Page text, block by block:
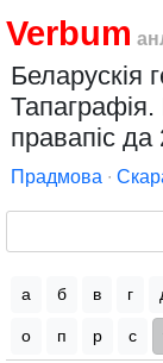
Verbum
Беларускія
Тапаграфія.
правапіс да
Прадмова ∙
а б в г
о п р с